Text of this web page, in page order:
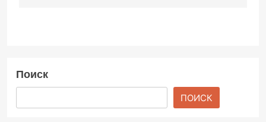
Поиск
ПОИСК